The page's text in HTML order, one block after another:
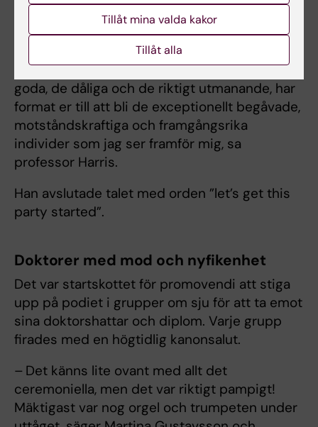
Tänk som en elefant uppmanade
Robert Harris de nya doktorerna.
Foto: Fredrik Persson
– Jag föreslår i all
ödmjukhet att ni
någonting, och att alla dessa erfarenheter, de
goda, de dåliga och de riktigt utmanande, har
format er till att bli de exceptionellt begåvade,
motståndskraftiga och framgångsrika
individer som jag ser framför mig, sa
professor Harris.
Han avslutade talet med orden ”let’s get this
party started”.
Doktorer med mod och nyfikenhet
Det var startskottet för promovendi att stiga
upp på podiet i grupper om sju för att ta emot
sina doktorshattar och diplom. Varje grupp
firades med en högtidlig kanonsalut.
– Det känns lite ovant med allt det
ceremoniella, men det var riktigt pampigt!
Mäktigast var nog orgel och trumpeten under
Tillåt mina valda kakor
Tillåt alla